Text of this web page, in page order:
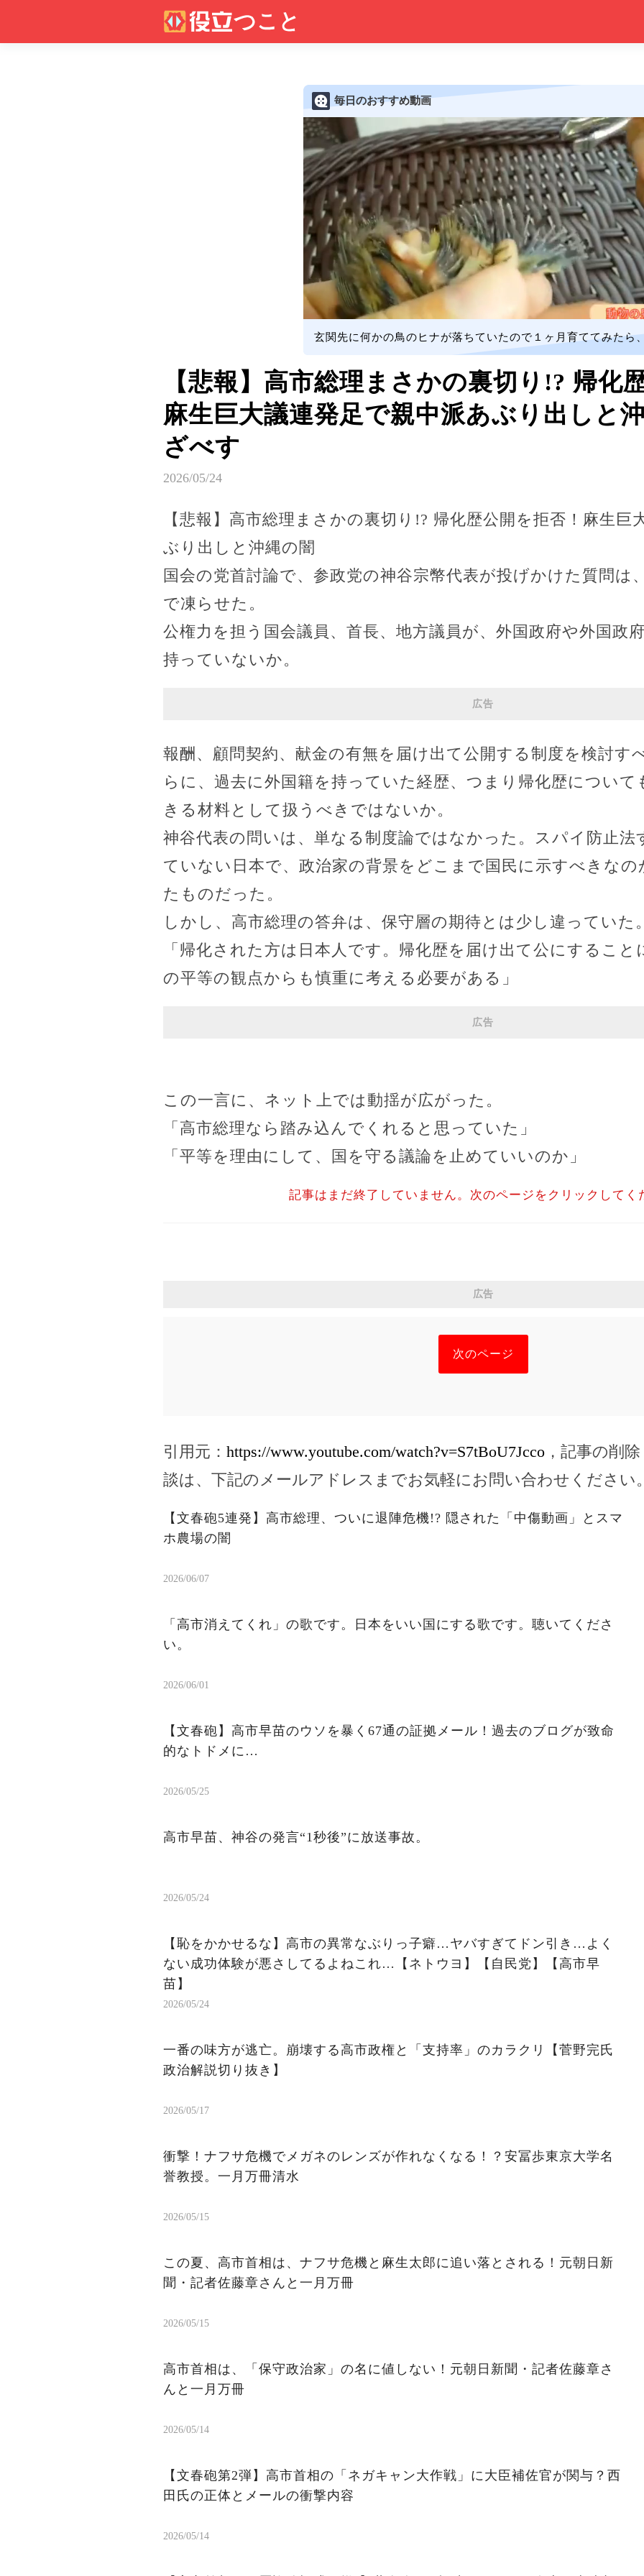
毎日のおすすめ動画
玄関先に何かの鳥のヒナが落ちていたので１ヶ月育ててみたら
【悲報】高市総理まさかの裏切り!? 帰化
麻生巨大議連発足で親中派あぶり出しと
ざべす
2026/05/24
【悲報】高市総理まさかの裏切り!? 帰化歴公開を拒否！麻生巨
ぶり出しと沖縄の闇
国会の党首討論で、参政党の神谷宗幣代表が投げかけた質問は
で凍らせた。
公権力を担う国会議員、首長、地方議員が、外国政府や外国政
持っていないか。
広告
報酬、顧問契約、献金の有無を届け出て公開する制度を検討す
らに、過去に外国籍を持っていた経歴、つまり帰化歴について
きる材料として扱うべきではないか。
神谷代表の問いは、単なる制度論ではなかった。スパイ防止法
ていない日本で、政治家の背景をどこまで国民に示すべきな
たものだった。
しかし、高市総理の答弁は、保守層の期待とは少し違っていた
「帰化された方は日本人です。帰化歴を届け出て公にするこ
の平等の観点からも慎重に考える必要がある」
広告
この一言に、ネット上では動揺が広がった。
「高市総理なら踏み込んでくれると思っていた」
「平等を理由にして、国を守る議論を止めていいのか」
記事はまだ終了していません。次のページをクリックしてく
広告
次のページ
引用元： https://www.youtube.com/watch?v=S7tBoU7Jcco ，記事の削
談は、下記のメールアドレスまでお気軽にお問い合わせください
【文春砲5連発】高市総理、ついに退陣危機!? 隠された「中傷動画」とスマ
ホ農場の闇
2026/06/07
「高市消えてくれ」の歌です。日本をいい国にする歌です。聴いてくださ
い。
2026/06/01
【文春砲】高市早苗のウソを暴く67通の証拠メール！過去のブログが致命
的なトドメに…
2026/05/25
高市早苗、神谷の発言“1秒後”に放送事故。
2026/05/24
【恥をかかせるな】高市の異常なぶりっ子癖…ヤバすぎてドン引き…よく
ない成功体験が悪さしてるよねこれ…【ネトウヨ】【自民党】【高市早
苗】
2026/05/24
一番の味方が逃亡。崩壊する高市政権と「支持率」のカラクリ【菅野完氏
政治解説切り抜き】
2026/05/17
衝撃！ナフサ危機でメガネのレンズが作れなくなる！？安冨歩東京大学名
誉教授。一月万冊清水
2026/05/15
この夏、高市首相は、ナフサ危機と麻生太郎に追い落とされる！元朝日新
聞・記者佐藤章さんと一月万冊
2026/05/15
高市首相は、「保守政治家」の名に値しない！元朝日新聞・記者佐藤章さ
んと一月万冊
2026/05/14
【文春砲第2弾】高市首相の「ネガキャン大作戦」に大臣補佐官が関与？西
田氏の正体とメールの衝撃内容
2026/05/14